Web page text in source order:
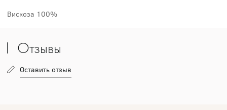
Вискоза 100%
Отзывы
Оставить отзыв